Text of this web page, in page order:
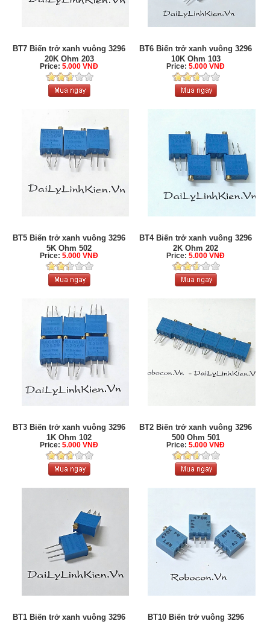
BT7 Biến trở xanh vuông 3296
20K Ohm 203
Price:5.000 VNĐ
BT6 Biến trở xanh vuông 3296
10K Ohm 103
Price:5.000 VNĐ
BT5 Biến trở xanh vuông 3296
5K Ohm 502
Price:5.000 VNĐ
BT4 Biến trở xanh vuông 3296
2K Ohm 202
Price:5.000 VNĐ
BT3 Biến trở xanh vuông 3296
1K Ohm 102
Price:5.000 VNĐ
BT2 Biến trở xanh vuông 3296
500 Ohm 501
Price:5.000 VNĐ
BT1 Biến trở xanh vuông 3296
BT10 Biến trở vuông 3296